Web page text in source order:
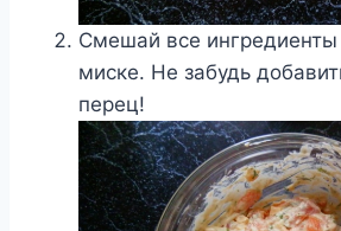
Смешай все ингредиенты
миске. Не забудь
перец!